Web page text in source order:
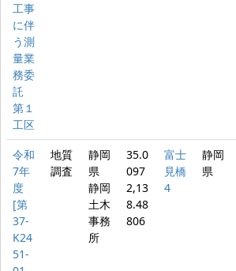
工事
に伴
う測
量業
務委
託
第１
工区
令和
7年
度
[第
37-
K24
51-
地質
調査
静岡
県
静岡
土木
事務
所
35.0
097
2,13
8.48
806
富士
見橋
4
静岡
県